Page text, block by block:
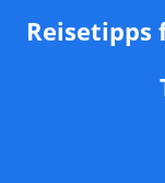
Reisetipps